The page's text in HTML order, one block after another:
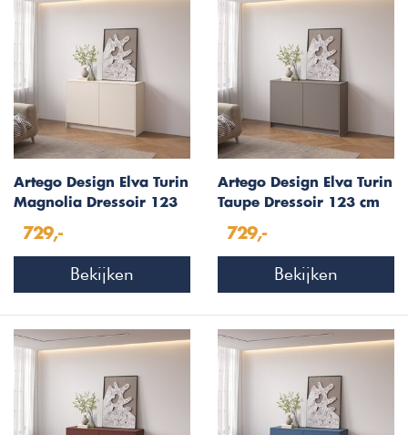
Artego Design Elva Turin
Magnolia Dressoir 123
729,-
Bekijken
Artego Design Elva Turin
Taupe Dressoir 123 cm
729,-
Bekijken